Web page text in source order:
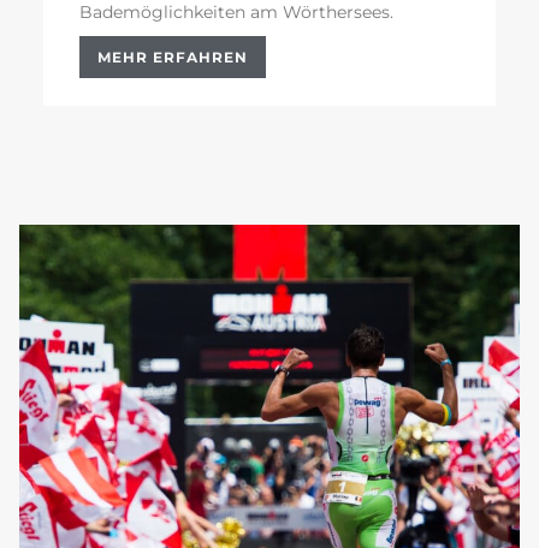
Bademöglichkeiten am Wörthersees.
MEHR ERFAHREN